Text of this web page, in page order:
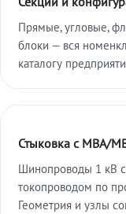
Прямые, угловые,
блоки — вся
каталогу
Стыковка с МВА/
Шинопроводы 1 кВ
токопроводом по
Геометрия и узлы